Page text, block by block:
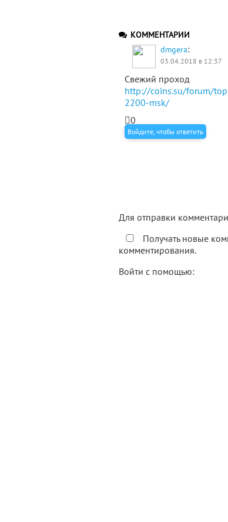
КОММЕНТАРИИ
dmgera:
03.04.2018 в 12:37
Свежий проход
http://coins.su/forum/
2200-msk/
0
Войдите, чтобы ответить
Для отправки
Получать новые
комментирования.
Войти с помощью: